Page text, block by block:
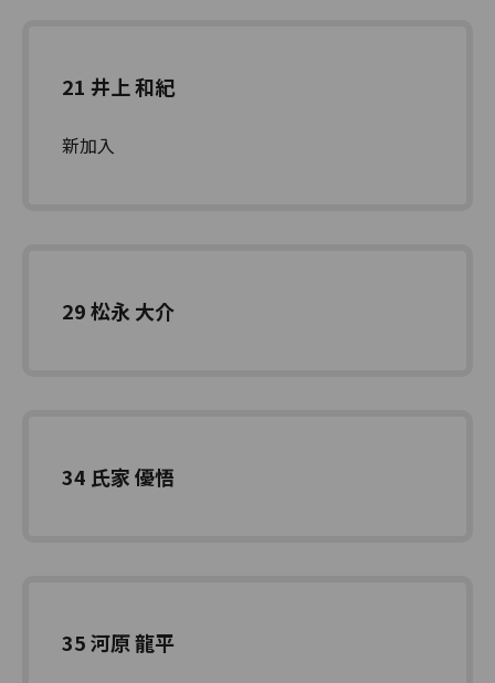
21 井上 和紀
新加入
29 松永 大介
34 氏家 優悟
35 河原 龍平